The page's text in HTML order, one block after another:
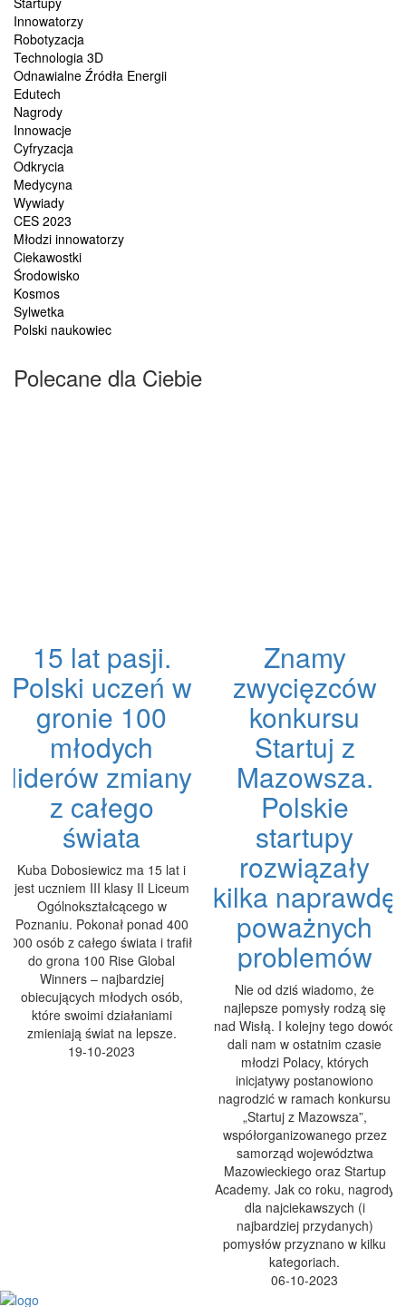
Innowatorzy
Robotyzacja
Technologia 3D
Odnawialne Źródła Energii
Edutech
Nagrody
Innowacje
Cyfryzacja
Odkrycia
Medycyna
Wywiady
CES 2023
Młodzi innowatorzy
Ciekawostki
Środowisko
Kosmos
Sylwetka
Polski naukowiec
Polecane dla Ciebie
15 lat pasji.
Polski uczeń w
gronie 100
młodych
liderów zmiany
z całego
świata
Kuba Dobosiewicz ma 15 lat i
jest uczniem III klasy II Liceum
Ogólnokształcącego w
Poznaniu. Pokonał ponad 400
000 osób z całego świata i trafił
do grona 100 Rise Global
Winners – najbardziej
obiecujących młodych osób,
które swoimi działaniami
zmieniają świat na lepsze.
19-10-2023
Znamy
zwycięzców
konkursu
Startuj z
Mazowsza.
Polskie
startupy
rozwiązały
kilka naprawdę
poważnych
problemów
Nie od dziś wiadomo, że
najlepsze pomysły rodzą się
nad Wisłą. I kolejny tego dowód
dali nam w ostatnim czasie
młodzi Polacy, których
inicjatywy postanowiono
nagrodzić w ramach konkursu
„Startuj z Mazowsza”,
współorganizowanego przez
samorząd województwa
Mazowieckiego oraz Startup
Academy. Jak co roku, nagrody
dla najciekawszych (i
najbardziej przydanych)
pomysłów przyznano w kilku
kategoriach.
06-10-2023